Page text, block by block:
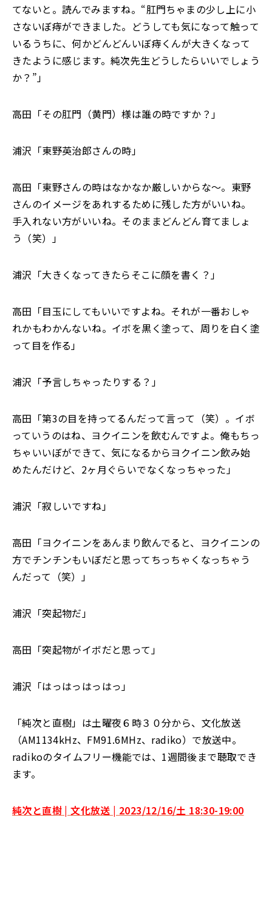
てないと。読んでみますね。“肛門ちゃまの少し上に小
さないぼ痔ができました。どうしても気になって触って
いるうちに、何かどんどんいぼ痔くんが大きくなって
きたように感じます。純次先生どうしたらいいでしょう
か？”」
高田「その肛門（黄門）様は誰の時ですか？」
浦沢「東野英治郎さんの時」
高田「東野さんの時はなかなか厳しいからな～。東野
さんのイメージをあれするために残した方がいいね。
手入れない方がいいね。そのままどんどん育てましょ
う（笑）」
浦沢「大きくなってきたらそこに顔を書く？」
高田「目玉にしてもいいですよね。それが一番おしゃ
れかもわかんないね。イボを黒く塗って、周りを白く塗
って目を作る」
浦沢「予言しちゃったりする？」
高田「第3の目を持ってるんだって言って（笑）。イボ
っていうのはね、ヨクイニンを飲むんですよ。俺もちっ
ちゃいいぼができて、気になるからヨクイニン飲み始
めたんだけど、2ヶ月ぐらいでなくなっちゃった」
浦沢「寂しいですね」
高田「ヨクイニンをあんまり飲んでると、ヨクイニンの
方でチンチンもいぼだと思ってちっちゃくなっちゃう
んだって（笑）」
浦沢「突起物だ」
高田「突起物がイボだと思って」
浦沢「はっはっはっはっ」
「純次と直樹」は土曜夜６時３０分から、文化放送
（AM1134kHz、FM91.6MHz、radiko）で放送中。
radikoのタイムフリー機能では、1週間後まで聴取でき
ます。
純次と直樹 | 文化放送 | 2023/12/16/土 18:30-19:00